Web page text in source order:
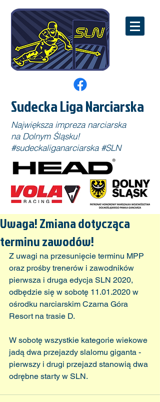
Sudecka Liga Narciarska
Największa impreza narciarska
na Dolnym Śląsku!
#sudeckaliganarciarska #SLN
Uwaga! Zmiana dotycząca
terminu zawodów!
Z uwagi na przesunięcie terminu MPP
oraz prośby trenerów i zawodników
pierwsza i druga edycja SLN 2020,
odbędzie się w sobotę 11.01.2020 w
ośrodku narciarskim Czarna Góra
Resort na trasie D.
W sobotę wszystkie kategorie wiekowe
jadą dwa przejazdy slalomu giganta -
pierwszy i drugi przejazd stanowią dwa
odrębne starty w SLN.